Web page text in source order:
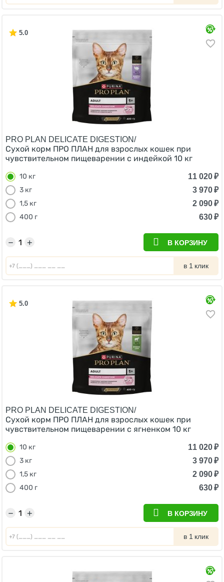
5.0
PRO PLAN DELICATE DIGESTION/
Сухой корм ПРО ПЛАН для взрослых кошек при
чувствительном пищеварении с индейкой 10 кг
10 кг 11 020₽
3 кг
3 970₽
1,5 кг
2 090₽
400 г
630₽
+
− В КОРЗИНУ
в 1 клик
5.0
PRO PLAN DELICATE DIGESTION/
Сухой корм ПРО ПЛАН для взрослых кошек при
чувствительном пищеварении с ягненком 10 кг
10 кг 11 020₽
3 кг
3 970₽
1,5 кг
2 090₽
400 г
630₽
+
− В КОРЗИНУ
в 1 клик